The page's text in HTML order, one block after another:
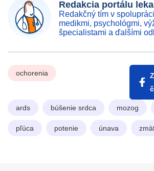
Redakcia portálu
Redakčný tím v
medikmi, psychológmi,
špecialistami a ďalšími
ochorenia
ards búšenie srdca mozog
pľúca potenie únava